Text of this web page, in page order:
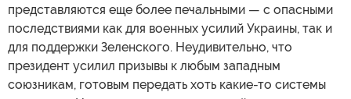
представляются еще более печальными — с опасными
последствиями как для военных усилий Украины, так и
для поддержки Зеленского. Неудивительно, что
президент усилил призывы к любым западным
союзникам, готовым передать хоть какие-то системы